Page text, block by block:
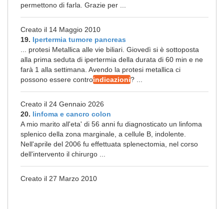
permettono di farla. Grazie per ...
Creato il 14 Maggio 2010
19. Ipertermia tumore pancreas
... protesi Metallica alle vie biliari. Giovedì si è sottoposta
alla prima seduta di ipertermia della durata di 60 min e ne
farà 1 alla settimana. Avendo la protesi metallica ci
possono essere controindicazioni? ...
Creato il 24 Gennaio 2026
20. linfoma e cancro colon
A mio marito all'eta' di 56 anni fu diagnosticato un linfoma
splenico della zona marginale, a cellule B, indolente.
Nell'aprile del 2006 fu effettuata splenectomia, nel corso
dell'intervento il chirurgo ...
Creato il 27 Marzo 2010